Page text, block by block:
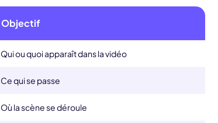
Objectif
Qui ou quoi apparaît dans la vidéo
Ce qui se passe
Où la scène se déroule